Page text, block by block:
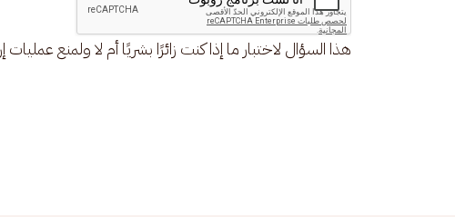
هذا السؤال لاختبار ما إذا كنت زائرًا بشريًا أم لا ولمنع عمليات